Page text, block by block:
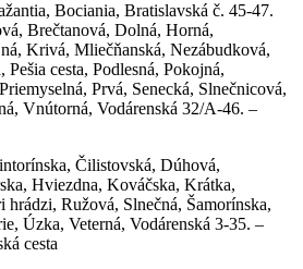
Bociania, Bratislavská č. 45-47.
Brečtanová, Dolná, Horná,
Krivá, Mliečňanská, Nezábudková,
Pešia cesta, Podlesná, Pokojná,
Prvá, Senecká, Slnečnicová,
Vnútorná, Vodárenská 32/A-46. –
Čilistovská, Dúhová,
Hviezdna, Kováčska, Krátka,
Ružová, Slnečná, Šamorínska,
Úzka, Veterná, Vodárenská 3-35. –
cesta